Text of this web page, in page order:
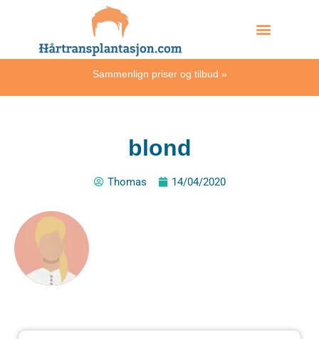
Sammenlign priser og tilbud »
blond
Thomas 14/04/2020